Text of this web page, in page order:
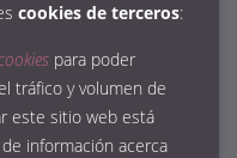
cookies de terceros:
para poder
tráfico y volumen de
este sitio web está
información acerca